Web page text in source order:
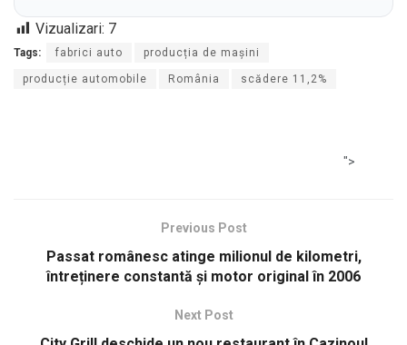
Vizualizari: 7
Tags: fabrici auto producția de mașini
producție automobile România scădere 11,2%
">
Previous Post
Passat românesc atinge milionul de kilometri,
întreținere constantă și motor original în 2006
Next Post